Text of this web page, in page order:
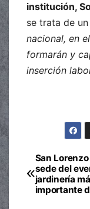
institución,
se trata de un
nacional, en
formarán y
inserción
de
San
sede del
jardinería
importante